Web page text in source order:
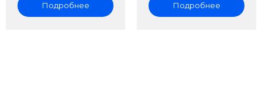
Подробнее Подробнее